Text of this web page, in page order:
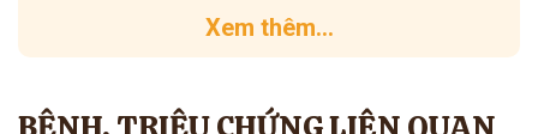
Xem thêm...